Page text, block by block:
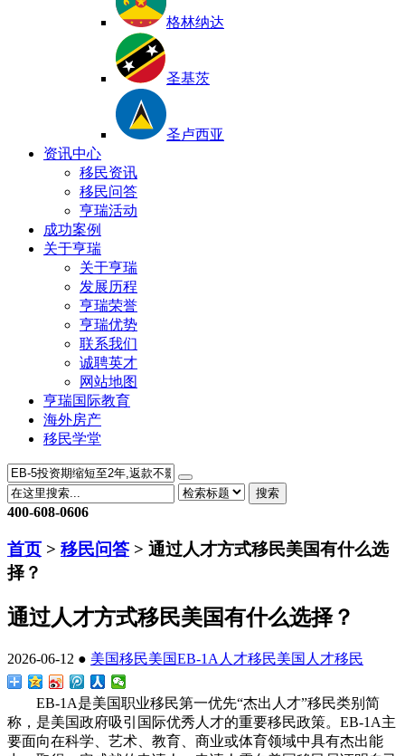
格林纳达
圣基茨
圣卢西亚
资讯中心
移民资讯
移民问答
亨瑞活动
成功案例
关于亨瑞
关于亨瑞
发展历程
亨瑞荣誉
亨瑞优势
联系我们
诚聘英才
网站地图
亨瑞国际教育
海外房产
移民学堂
搜索
400-608-0606
首页 > 移民问答 > 通过人才方式移民美国有什么选
择？
通过人才方式移民美国有什么选择？
2026-06-12 ● 美国移民美国EB-1A人才移民美国人才移民
EB-1A是美国职业移民第一优先“杰出人才”移民类别简
称，是美国政府吸引国际优秀人才的重要移民政策。EB-1A主
要面向在科学、艺术、教育、商业或体育领域中具有杰出能